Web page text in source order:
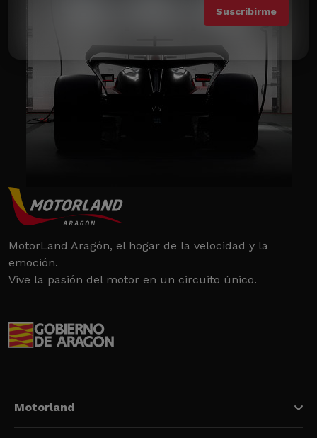
MotorLand Aragón, el hogar de la velocidad y la
emoción.
Vive la pasión del motor en un circuito único.
Motorland